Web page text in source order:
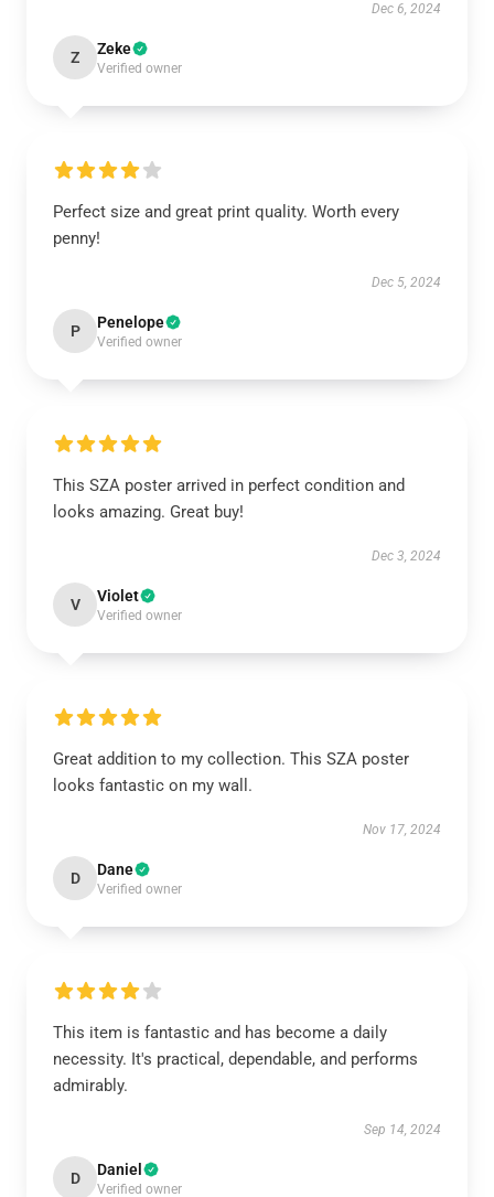
Dec 6, 2024
Z Zeke
Verified owner
Perfect size and great print quality. Worth every
penny!
Dec 5, 2024
P Penelope
Verified owner
This SZA poster arrived in perfect condition and
looks amazing. Great buy!
Dec 3, 2024
V Violet
Verified owner
Great addition to my collection. This SZA poster
looks fantastic on my wall.
Nov 17, 2024
D Dane
Verified owner
This item is fantastic and has become a daily
necessity. It's practical, dependable, and performs
admirably.
Sep 14, 2024
D Daniel
Verified owner